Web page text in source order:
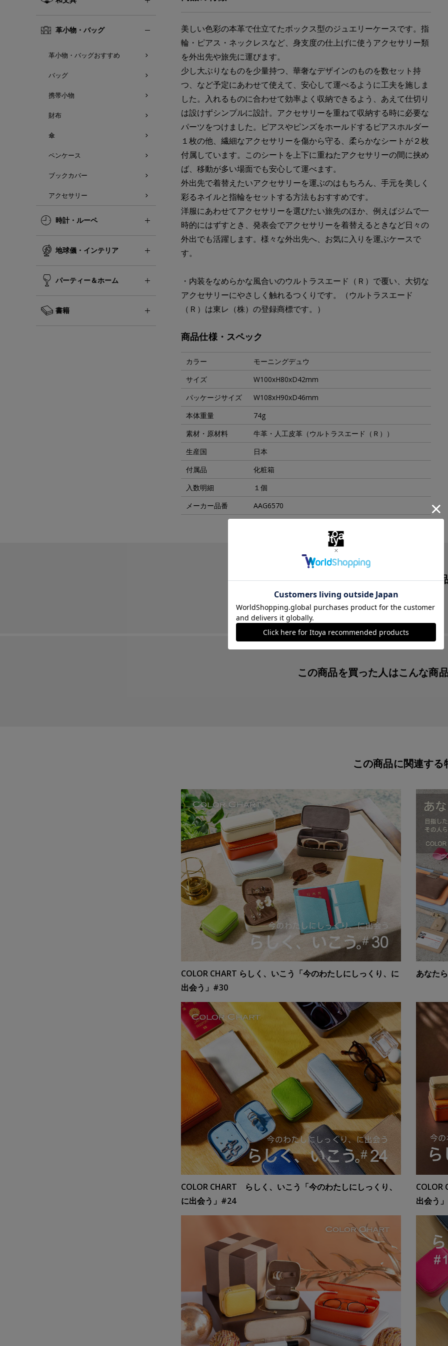
革小物・バッグ
革小物・バッグおすすめ
バッグ
携帯小物
財布
傘
ペンケース
ブックカバー
アクセサリー
時計・ルーペ
地球儀・インテリア
パーティー＆ホーム
書籍
美しい色彩の本革で仕立てたボックス型のジュエリーケースです。指
輪・ピアス・ネックレスなど、身支度の仕上げに使うアクセサリー類
を外出先や旅先に運びます。
少し大ぶりなものを少量持つ、華奢なデザインのものを数セット持
つ、など予定にあわせて使えて、安心して運べるように工夫を施しま
した。入れるものに合わせて効率よく収納できるよう、あえて仕切り
は設けずシンプルに設計。アクセサリーを重ねて収納する時に必要な
パーツをつけました。ピアスやピンズをホールドするピアスホルダー
１枚の他、繊細なアクセサリーを傷から守る、柔らかなシートが２枚
付属しています。このシートを上下に重ねたアクセサリーの間に挟め
ば、移動が多い場面でも安心して運べます。
外出先で着替えたいアクセサリーを運ぶのはもちろん、手元を美しく
彩るネイルと指輪をセットする方法もおすすめです。
洋服にあわせてアクセサリーを選びたい旅先のほか、例えばジムで一
時的にはずすとき、発表会でアクセサリーを着替えるときなど日々の
外出でも活躍します。様々な外出先へ、お気に入りを運ぶケースで
す。
・内装をなめらかな風合いのウルトラスエード（Ｒ）で覆い、大切な
アクセサリーにやさしく触れるつくりです。（ウルトラスエード
（Ｒ）は東レ（株）の登録商標です。）
商品仕様・スペック
カラー
モーニングデュウ
サイズ
W100xH80xD42mm
パッケージサイズ
W108xH90xD46mm
本体重量
74g
素材・原材料
牛革・人工皮革（ウルトラスエード（Ｒ））
生産国
日本
付属品
化粧箱
入数明細
１個
メーカー品番
AAG6570
この商品を見た人はこんな商
この商品を買った人はこんな商
この商品に関連する
COLOR CHART らしく、いこう「今のわたしにしっくり、に
出会う」#30
あなた
COLOR CHART らしく、いこう「今のわたしにしっくり、
に出会う」#24
COLOR
出会う